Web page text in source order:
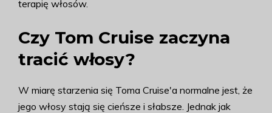
terapię włosów.
Czy Tom Cruise zaczyna
tracić włosy?
W miarę starzenia się Toma Cruise'a normalne jest, że
jego włosy stają się cieńsze i słabsze. Jednak jak